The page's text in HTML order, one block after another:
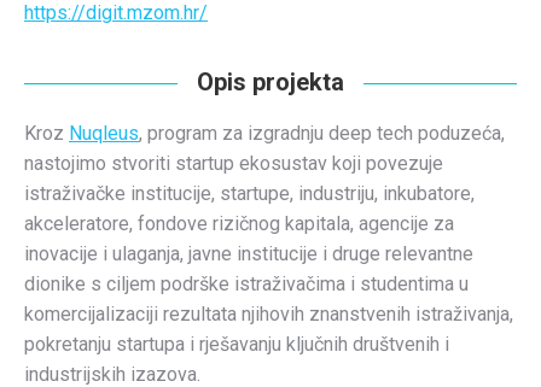
https://digit.mzom.hr/
Opis projekta
Kroz Nuqleus, program za izgradnju deep tech poduzeća,
nastojimo stvoriti startup ekosustav koji povezuje
istraživačke institucije, startupe, industriju, inkubatore,
akceleratore, fondove rizičnog kapitala, agencije za
inovacije i ulaganja, javne institucije i druge relevantne
dionike s ciljem podrške istraživačima i studentima u
komercijalizaciji rezultata njihovih znanstvenih istraživanja,
pokretanju startupa i rješavanju ključnih društvenih i
industrijskih izazova.